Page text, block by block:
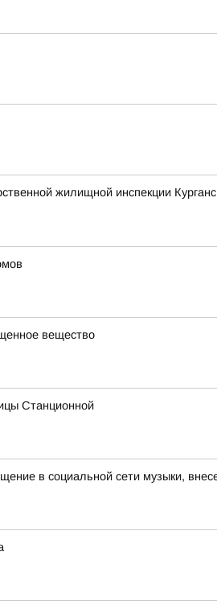
жилищной инспекции
вещество
Станционной
в социальной сети музыки,